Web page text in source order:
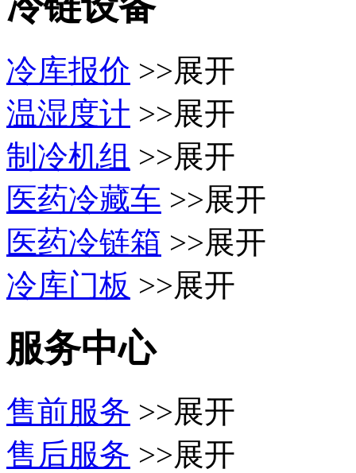
冷库报价 >>展开
温湿度计 >>展开
制冷机组 >>展开
医药冷藏车 >>展开
医药冷链箱 >>展开
冷库门板 >>展开
服务中心
售前服务 >>展开
售后服务 >>展开